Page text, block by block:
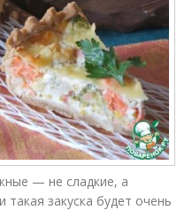
— не сладкие, а
такая закуска будет очень